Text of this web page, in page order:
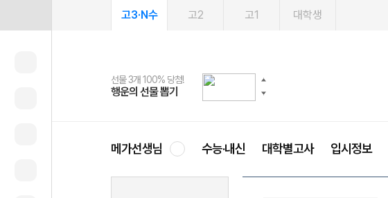
고3·N수 고2 고1 대학생
선물 3개 100% 당첨!
행운의 선물 뽑기
선물 100% 증정!
메가스터디 X 올리브
여름방학 스터디 캐시백
메가런 썸머스쿨
2027 러셀 단과
강사 공개선발
스마트러닝앱
설문 EVENT
메가패스
3일 무료 체험권
메가패스 수강생 무료혜택!
메가클럽 멤버십
사회공헌 캠페인
희망이룸 메가나눔
메가선생님 수능·내신 대학별고사 입시정보